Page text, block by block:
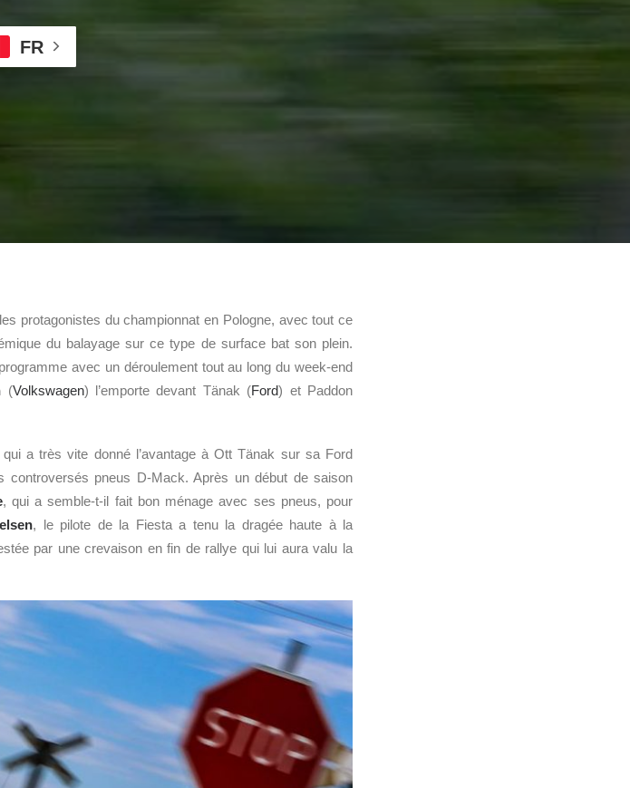
FR
protagonistes du championnat en Pologne, avec tout ce
du balayage sur ce type de surface bat son plein.
avec un déroulement tout au long du week-end
(Volkswagen) l’emporte devant Tänak (Ford) et Paddon
a très vite donné l’avantage à Ott Tänak sur sa Ford
controversés pneus D-Mack. Après un début de saison
, qui a semble-t-il fait bon ménage avec ses pneus, pour
, le pilote de la Fiesta a tenu la dragée haute à la
par une crevaison en fin de rallye qui lui aura valu la